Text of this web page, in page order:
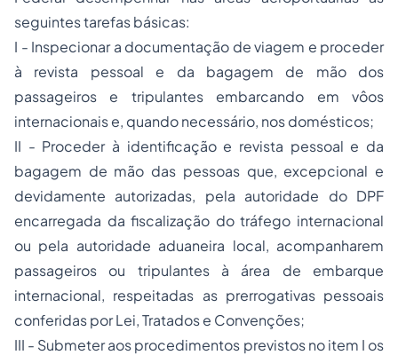
seguintes tarefas básicas:
I - Inspecionar a documentação de viagem e proceder
à revista pessoal e da bagagem de mão dos
passageiros e tripulantes embarcando em vôos
internacionais e, quando necessário, nos domésticos;
II - Proceder à identificação e revista pessoal e da
bagagem de mão das pessoas que, excepcional e
devidamente autorizadas, pela autoridade do DPF
encarregada da fiscalização do tráfego internacional
ou pela autoridade aduaneira local, acompanharem
passageiros ou tripulantes à área de embarque
internacional, respeitadas as prerrogativas pessoais
conferidas por Lei, Tratados e Convenções;
III - Submeter aos procedimentos previstos no item I os